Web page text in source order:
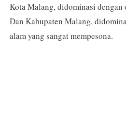
Kota Malang, didominasi dengan
Dan Kabupaten Malang,
alam yang sangat mempesona.